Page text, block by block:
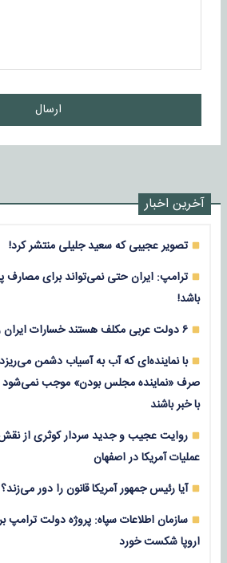
ارسال
آخرین اخبار
تصویر عجیبی که سعید جلیلی منتشر کرد!
ترامپ: ایران حتی نمی‌تواند برای مصارف
باشد!
۶ دولت عربی مکلف هستند خسارات ایران را جبران کنند
با نماینده‌ای که آب به آسیاب دشمن
صرف «نماینده مجلس بودن» موجب نمی‌شود
با خبر باشند
روایت عجیب و جدید سردار کوثری از
عملیات آمریکا در اصفهان
آیا رئیس جمهور آمریکا قانون را دور می‌زند؟
سازمان اطلاعات سپاه: پروژه دولت ترامپ
اروپا شکست خورد